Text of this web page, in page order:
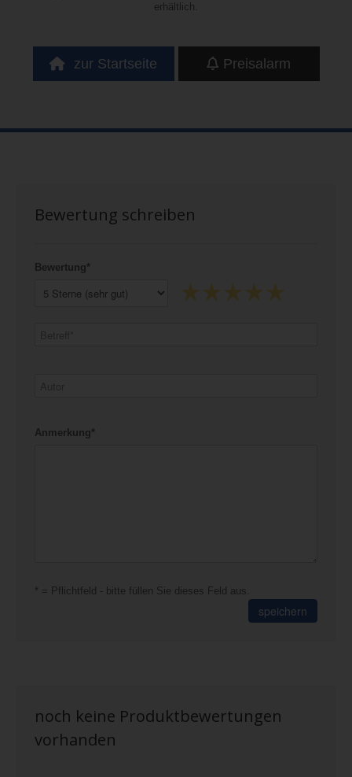
erhältlich.
zur Startseite Preisalarm
Bewertung schreiben
Bewertung*
Anmerkung*
* = Pflichtfeld - bitte füllen Sie dieses Feld aus.
speichern
noch keine Produktbewertungen
vorhanden